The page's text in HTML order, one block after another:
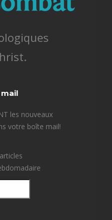
les nouveaux
votre boîte mail!